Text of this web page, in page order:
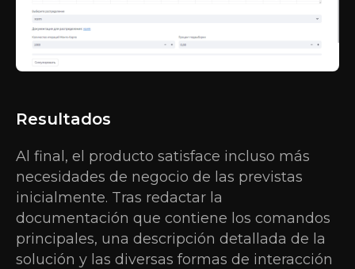
Resultados
Al final, el producto satisface incluso más
necesidades de negocio de las previstas
inicialmente. Tras redactar la
documentación que contiene los comandos
principales, una descripción detallada de la
solución y las diversas formas de interacción